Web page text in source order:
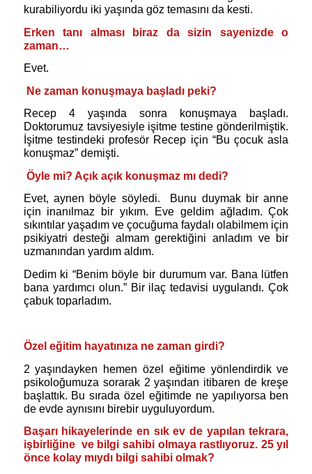
kurabiliyordu iki yaşında göz temasını da kesti.
Erken tanı alması biraz da sizin sayenizde o
zaman…
Evet.
Ne zaman konuşmaya başladı peki?
Recep 4 yaşında sonra konuşmaya başladı.
Doktorumuz tavsiyesiyle işitme testine gönderilmiştik.
İşitme testindeki profesör Recep için “Bu çocuk asla
konuşmaz” demişti.
Öyle mi? Açık açık konuşmaz mı dedi?
Evet, aynen böyle söyledi.
Bunu duymak bir anne
için inanılmaz bir yıkım. Eve geldim ağladım. Çok
sıkıntılar yaşadım ve çocuğuma faydalı olabilmem için
psikiyatri desteği almam gerektiğini anladım ve bir
uzmanından yardım aldım.
Dedim ki “Benim böyle bir durumum var. Bana lütfen
bana yardımcı olun.” Bir ilaç tedavisi uygulandı. Çok
çabuk toparladım.
Özel eğitim hayatınıza ne zaman girdi?
2 yaşındayken hemen özel eğitime yönlendirdik ve
psikoloğumuza sorarak 2 yaşından itibaren de kreşe
başlattık. Bu sırada özel eğitimde ne yapılıyorsa ben
de evde aynısını birebir uyguluyordum.
Başarı hikayelerinde en sık ev de yapılan tekrara,
işbirliğine ve bilgi sahibi olmaya rastlıyoruz. 25 yıl
önce kolay mıydı bilgi sahibi olmak?